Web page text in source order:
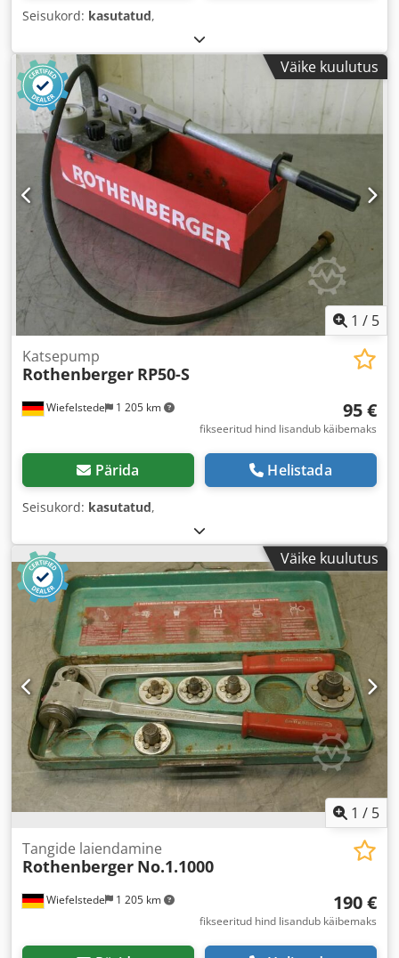
Seisukord: kasutatud,
Väike kuulutus
1 / 5
Wiefelstede 1 205 km
Katsepump
Rothenberger RP50-S
95 €
fikseeritud hind lisandub käibemaks
Pärida Helistada
Seisukord: kasutatud,
Väike kuulutus
1 / 5
Wiefelstede 1 205 km
Tangide laiendamine
Rothenberger No.1.1000
190 €
fikseeritud hind lisandub käibemaks